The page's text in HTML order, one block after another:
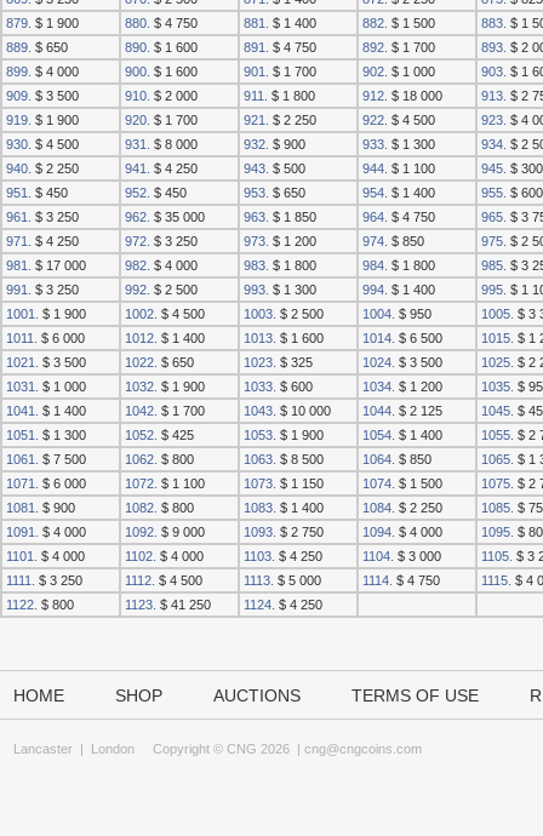
879. $ 1 900 880. $ 4 750 881. $ 1 400 882. $ 1 500 883. $ 1
889. $ 650 890. $ 1 600 891. $ 4 750 892. $ 1 700 893. $ 2
899. $ 4 000 900. $ 1 600 901. $ 1 700 902. $ 1 000 903. $ 1
909. $ 3 500 910. $ 2 000 911. $ 1 800 912. $ 18 000 913. $ 2
919. $ 1 900 920. $ 1 700 921. $ 2 250 922. $ 4 500 923. $ 4
930. $ 4 500 931. $ 8 000 932. $ 900 933. $ 1 300 934. $ 2
940. $ 2 250 941. $ 4 250 943. $ 500 944. $ 1 100 945. $ 300
951.
$ 450 952. $ 450 953. $ 650 954. $ 1 400 955. $ 600
961.
$ 3 250 962. $ 35 000 963. $ 1 850 964. $ 4 750 965. $ 3
971.
$ 4 250 972. $ 3 250 973. $ 1 200 974. $ 850 975. $ 2
981.
$ 17 000 982. $ 4 000 983. $ 1 800 984. $ 1 800 985. $ 3
991.
$ 3 250 992. $ 2 500 993. $ 1 300 994. $ 1 400 995. $ 1
1001.
$ 1 900 1002. $ 4 500 1003. $ 2 500 1004. $ 950 1005. $ 3
1011.
$ 6 000 1012. $ 1 400 1013. $ 1 600 1014. $ 6 500 1015. $ 1
1021.
$ 3 500 1022. $ 650 1023. $ 325 1024. $ 3 500 1025. $ 2
1031.
$ 1 000 1032. $ 1 900 1033. $ 600 1034. $ 1 200 1035. $
1041.
$ 1 400 1042. $ 1 700 1043. $ 10 000 1044. $ 2 125 1045. $
1051.
$ 1 300 1052. $ 425 1053. $ 1 900 1054. $ 1 400 1055. $ 2
1061.
$ 7 500 1062. $ 800 1063. $ 8 500 1064. $ 850 1065. $ 1
1071.
$ 6 000 1072. $ 1 100 1073. $ 1 150 1074. $ 1 500 1075. $ 2
1081.
$ 900 1082. $ 800 1083. $ 1 400 1084. $ 2 250 1085. $
1091.
$ 4 000 1092. $ 9 000 1093. $ 2 750 1094. $ 4 000 1095. $
1101.
$ 4 000 1102. $ 4 000 1103. $ 4 250 1104. $ 3 000 1105. $ 3
1111.
$ 3 250 1112. $ 4 500 1113. $ 5 000 1114. $ 4 750 1115. $ 4
1122. $ 800 1123. $ 41 250 1124. $ 4 250
HOME SHOP AUCTIONS TERMS OF USE
Lancaster | London Copyright © CNG 2026 | cng@cngcoins.com